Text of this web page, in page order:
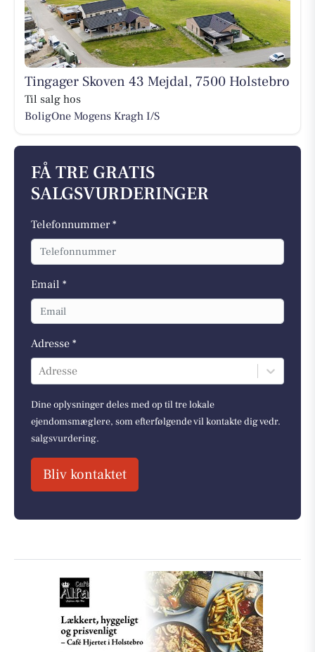
Tingager Skoven 43 Mejdal, 7500 Holstebro
Til salg hos
BoligOne Mogens Kragh I/S
FÅ TRE GRATIS
SALGSVURDERINGER
Telefonnummer *
Email *
Adresse *
Adresse
Dine oplysninger deles med op til tre lokale
ejendomsmæglere, som efterfølgende vil kontakte dig vedr.
salgsvurdering.
Bliv kontaktet